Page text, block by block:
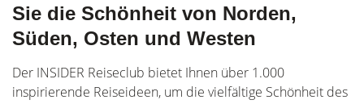
Sie die Schönheit von Norden,
Süden, Osten und Westen
Der INSIDER Reiseclub bietet Ihnen über 1.000
inspirierende Reiseideen, um die vielfältige Schönheit des